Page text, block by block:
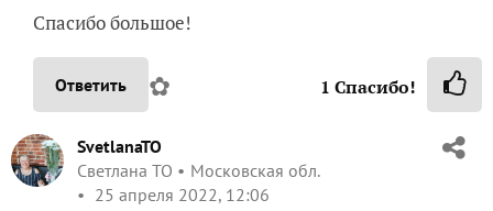
Спасибо большое!
Ответить ✿ 1 Спасибо!
SvetlanaTO
Светлана ТО
Московская обл.
25 апреля 2022, 12:06